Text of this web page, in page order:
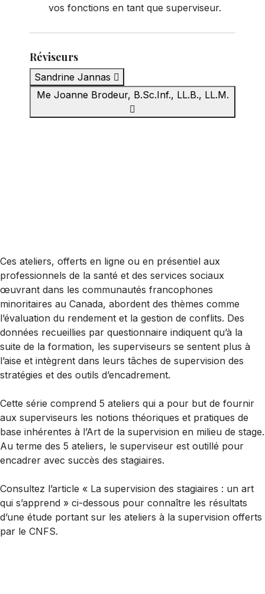
vos fonctions en tant que superviseur.
Réviseurs
Sandrine Jannas
Ces ateliers, offerts en ligne ou en présentiel aux
professionnels de la santé et des services sociaux
œuvrant dans les communautés francophones
minoritaires au Canada, abordent des thèmes comme
l’évaluation du rendement et la gestion de conflits. Des
données recueillies par questionnaire indiquent qu’à la
suite de la formation, les superviseurs se sentent plus à
l’aise et intègrent dans leurs tâches de supervision des
stratégies et des outils d’encadrement.
Cette série comprend 5 ateliers qui a pour but de fournir
aux superviseurs les notions théoriques et pratiques de
base inhérentes à l’Art de la supervision en milieu de stage.
Au terme des 5 ateliers, le superviseur est outillé pour
encadrer avec succès des stagiaires.
Consultez l’article « La supervision des stagiaires : un art
qui s’apprend » ci-dessous pour connaître les résultats
d’une étude portant sur les ateliers à la supervision offerts
par le CNFS.